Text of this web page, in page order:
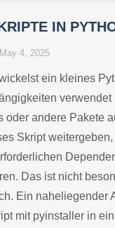
IN
May 4, 2025
ein kleines
verwendet
oder andere Pakete
Skript
Das ist nicht
Ein naheliegender
mit pyinstaller in ein